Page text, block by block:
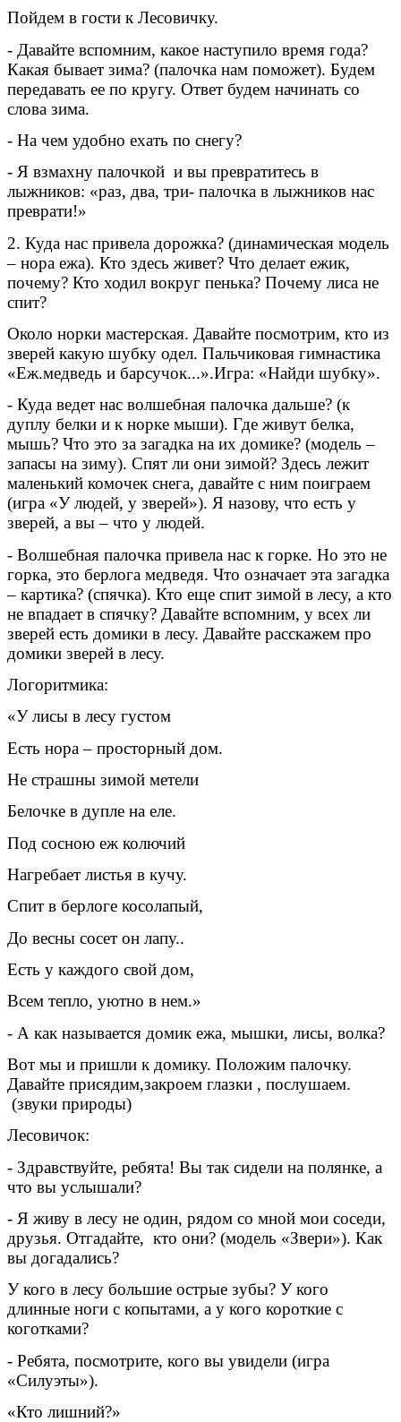
Пойдем в гости к Лесовичку.
- Давайте вспомним, какое наступило время года?
Какая бывает зима? (палочка нам поможет). Будем
передавать ее по кругу. Ответ будем начинать со
слова зима.
- На чем удобно ехать по снегу?
- Я взмахну палочкой и вы превратитесь в
лыжников: «раз, два, три- палочка в лыжников нас
преврати!»
2. Куда нас привела дорожка? (динамическая модель
– нора ежа). Кто здесь живет? Что делает ежик,
почему? Кто ходил вокруг пенька? Почему лиса не
спит?
Около норки мастерская. Давайте посмотрим, кто из
зверей какую шубку одел. Пальчиковая гимнастика
«Еж.медведь и барсучок...».Игра: «Найди шубку».
- Куда ведет нас волшебная палочка дальше? (к
дуплу белки и к норке мыши). Где живут белка,
мышь? Что это за загадка на их домике? (модель –
запасы на зиму). Спят ли они зимой? Здесь лежит
маленький комочек снега, давайте с ним поиграем
(игра «У людей, у зверей»). Я назову, что есть у
зверей, а вы – что у людей.
- Волшебная палочка привела нас к горке. Но это не
горка, это берлога медведя. Что означает эта загадка
– картика? (спячка). Кто еще спит зимой в лесу, а кто
не впадает в спячку? Давайте вспомним, у всех ли
зверей есть домики в лесу. Давайте расскажем про
домики зверей в лесу.
Логоритмика:
«У лисы в лесу густом
Есть нора – просторный дом.
Не страшны зимой метели
Белочке в дупле на еле.
Под сосною еж колючий
Нагребает листья в кучу.
Спит в берлоге косолапый,
До весны сосет он лапу..
Есть у каждого свой дом,
Всем тепло, уютно в нем.»
- А как называется домик ежа, мышки, лисы, волка?
Вот мы и пришли к домику. Положим палочку.
Давайте присядим,закроем глазки , послушаем.
(звуки природы)
Лесовичок:
- Здравствуйте, ребята! Вы так сидели на полянке, а
что вы услышали?
- Я живу в лесу не один, рядом со мной мои соседи,
друзья. Отгадайте, кто они? (модель «Звери»). Как
вы догадались?
У кого в лесу большие острые зубы? У кого
длинные ноги с копытами, а у кого короткие с
коготками?
- Ребята, посмотрите, кого вы увидели (игра
«Силуэты»).
«Кто лишний?»